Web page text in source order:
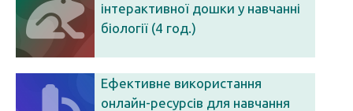
інтерактивної дошки у навчанні
біології (4 год.)
Ефективне використання
онлайн-ресурсів для навчання